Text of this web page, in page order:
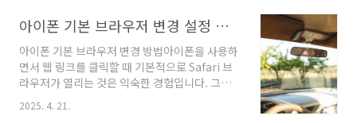
의 계산 방식GDP는 일반적으로 세 가지 주..
해 알아보도록 하겠습니다.예약 취소 시 고려해
야 할 사항꽃배달 예약은 일반적으로 행사나 기
념일에 맞춰 이루어지므로, 미리 계획을 세워야
합니다. 그러나 상황에 따라 예약을 변경하거나
취소해야 할 때가 있습니다. 이때 몇 가지 중요한
점을 염두에 두셔야 합니다.취소 요청은 가능한
아이폰 기본 브라우저 변경 설정 방법
아이폰 기본 브라우저 변경 방법아이폰을 사용하
면서 웹 링크를 클릭할 때 기본적으로 Safari 브
라우저가 열리는 것은 익숙한 경험입니다. 그러
Firefox 등 다른 브라우저를 기본으로 설정하고
2025. 4. 21.